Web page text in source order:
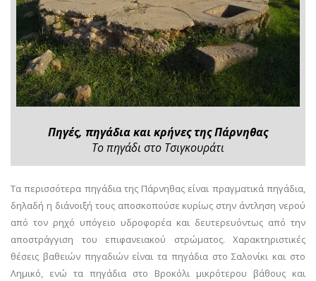
Πηγές, πηγάδια και κρήνες της Πάρνηθας
Το πηγάδι στο Τσιγκουράτι
Τα περισσότερα πηγάδια της Πάρνηθας είναι πραγματικά πηγάδια,
δηλαδή η διάνοιξή τους αποσκοπούσε κυρίως στην άντληση νερού
από τον ρηχό υπόγειο υδροφορέα και δευτερευόντως από την
αποστράγγιση του επιφανειακού στρώματος. Χαρακτηριστικές
θέσεις βαθειών πηγαδιών είναι τα πηγάδια στο Σαλονίκι και στο
Λημικό, ενώ τα πηγάδια στο Βροκόλι μικρότερου βάθους και